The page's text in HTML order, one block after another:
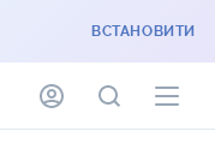
ВСТАНОВИТИ